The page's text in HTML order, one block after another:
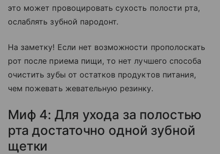
это может провоцировать сухость полости рта,
ослаблять зубной пародонт.
На заметку! Если нет возможности прополоскать
рот после приема пищи, то нет лучшего способа
очистить зубы от остатков продуктов питания,
чем пожевать жевательную резинку.
Миф 4: Для ухода за полостью
рта достаточно одной зубной
щетки